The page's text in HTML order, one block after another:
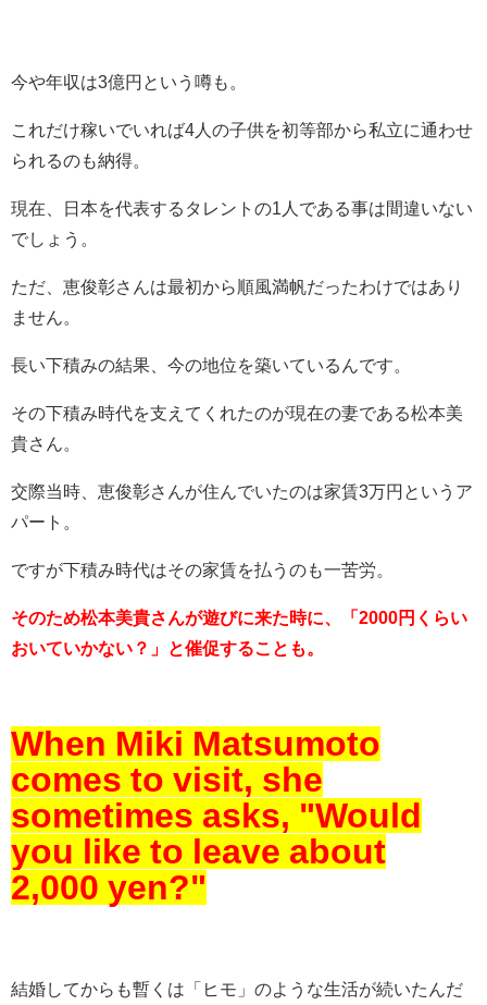
今や年収は3億円という噂も。
これだけ稼いでいれば4人の子供を初等部から私立に通わせ
られるのも納得。
現在、日本を代表するタレントの1人である事は間違いない
でしょう。
ただ、恵俊彰さんは最初から順風満帆だったわけではあり
ません。
長い下積みの結果、今の地位を築いているんです。
その下積み時代を支えてくれたのが現在の妻である松本美
貴さん。
交際当時、恵俊彰さんが住んでいたのは家賃3万円というア
パート。
ですが下積み時代はその家賃を払うのも一苦労。
そのため松本美貴さんが遊びに来た時に、「2000円くらい
おいていかない？」と催促することも。
When Miki Matsumoto
comes to visit, she
sometimes asks, "Would
you like to leave about
2,000 yen?"
結婚してからも暫くは「ヒモ」のような生活が続いたんだ